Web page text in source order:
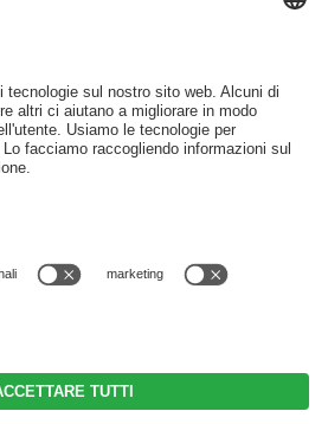
COMPRENSORIO
.Note legali.Direttiva privacy
.© Webdesign by